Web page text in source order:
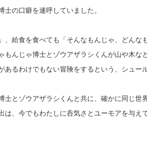
の口癖を連呼していました。
、給食を食べても「そんなもんじゃ、どん
んじゃ博士とゾウアザラシくんが山や木な
るわけでもない冒険をするという、シュー
とゾウアザラシくんと共に、確かに同じ世
、今でもわたしに呑気さとユーモアを与え